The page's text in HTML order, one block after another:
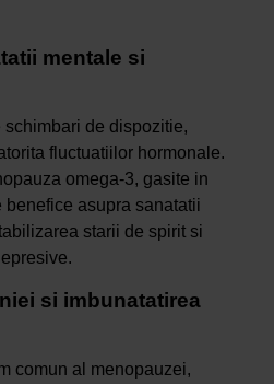
mentale si
de dispozitie,
fluctuatiilor hormonale.
omega-3, gasite in
asupra sanatatii
starii de spirit si
si imbunatatirea
comun al menopauzei,